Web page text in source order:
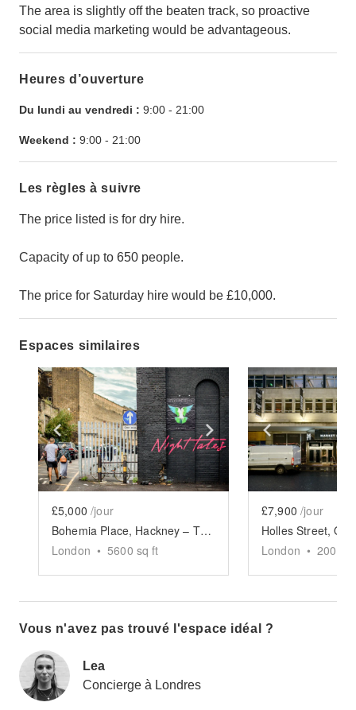
The area is slightly off the beaten track, so proactive
social media marketing would be advantageous.
Heures d’ouverture
Du lundi au vendredi : 9:00 - 21:00
Weekend : 9:00 - 21:00
Les règles à suivre
The price listed is for dry hire.
Capacity of up to 650 people.
The price for Saturday hire would be £10,000.
Espaces similaires
Show previous slide Show next slide
£5,000 /jour
Bohemia Place, Hackney – The Garden Event Space
London • 5600 sq ft
Show
£7,900 /jour
London • 2000
Vous n'avez pas trouvé l'espace idéal ?
Lea
Concierge à Londres